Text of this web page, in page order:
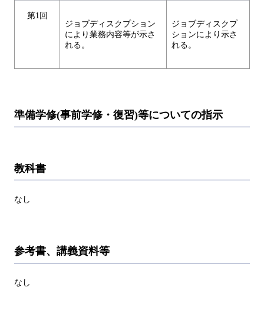
第1回
ジョブディスクプション
により業務内容等が示さ
れる。
ジョブディスクプ
ションにより示さ
れる。
準備学修(事前学修・復習)等についての指示
教科書
なし
参考書、講義資料等
なし